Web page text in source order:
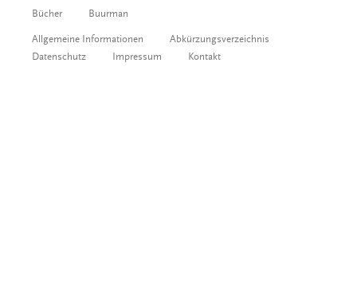
Bücher Buurman
Allgemeine Informationen
Abkürzungsverzeichnis
Datenschutz
Impressum Kontakt